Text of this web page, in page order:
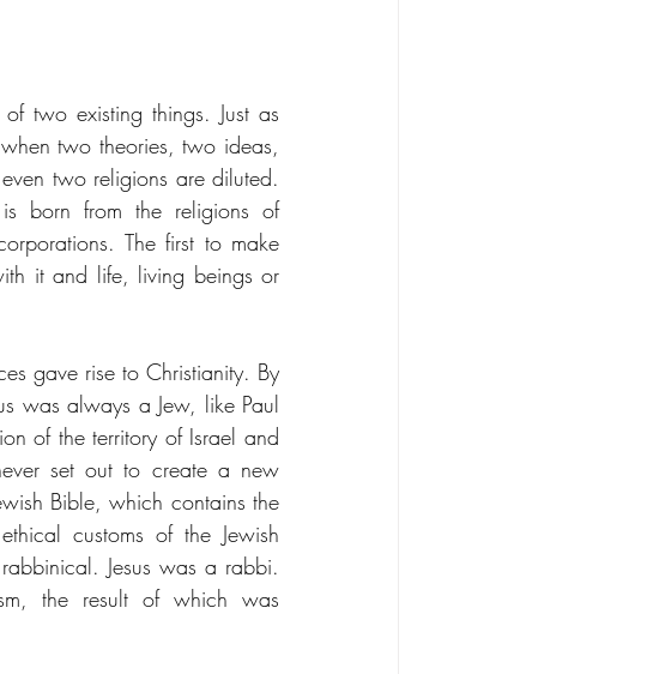
two existing things. Just as
two theories, two ideas,
two religions are diluted.
born from the religions of
The first to make
it and life, living beings or
gave rise to Christianity. By
was always a Jew, like Paul
of the territory of Israel and
set out to create a new
Bible, which contains the
customs of the Jewish
Jesus was a rabbi.
the result of which was